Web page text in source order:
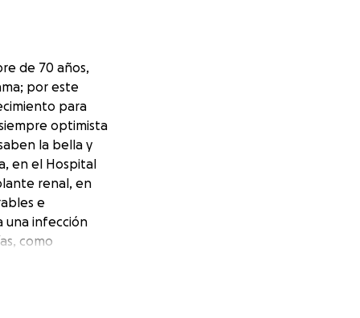
de 70 años,
por este
para
optimista
la bella y
en el Hospital
renal, en
e
una infección
como